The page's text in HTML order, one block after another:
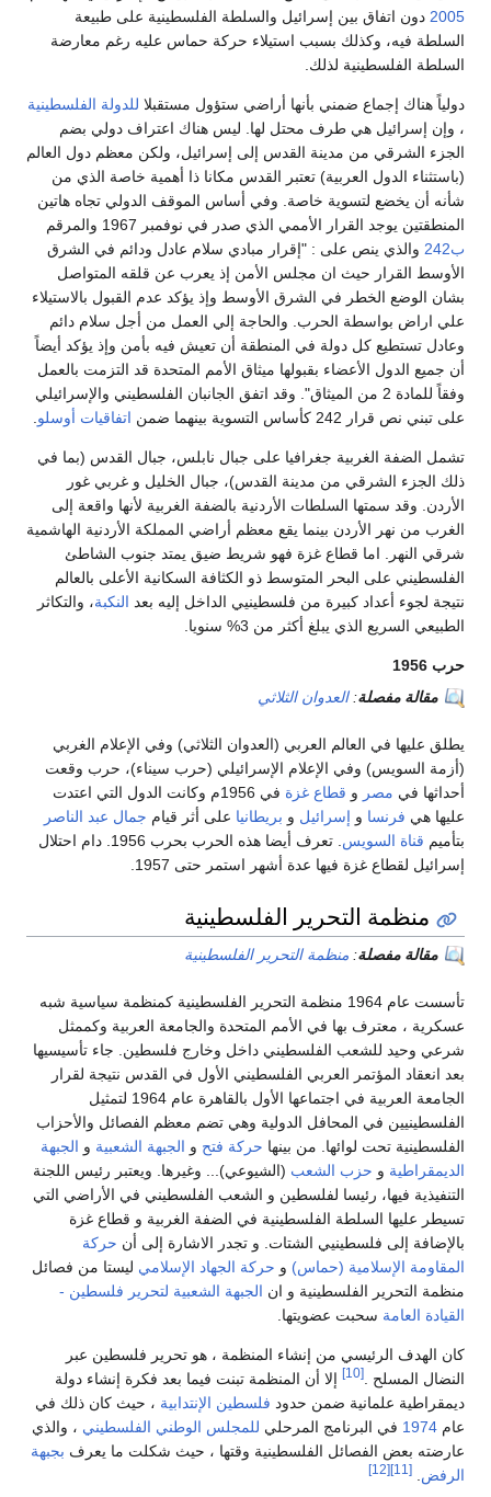
اتفاق بين إسرائيل والسلطة الفلسطينية على طبيعة
وكذلك بسبب استيلاء حركة حماس عليه رغم معارضة
لذلك.
إجماع ضمني بأنها أراضي ستؤول مستقبلاللدولة الفلسطينية
هي طرف محتل لها. ليس هناك اعتراف دولي بضم
من مدينة القدس إلى إسرائيل، ولكن معظم دول العالم
الدول العربية) تعتبر القدس مكانا ذا أهمية خاصة الذي من
لتسوية خاصة. وفي أساس الموقف الدولي تجاه هاتين
القرار الأممي الذي صدر في نوفمبر 1967 والمرقم
ينص على : "إقرار مبادي سلام عادل ودائم في الشرق
حيث ان مجلس الأمن إذ يعرب عن قلقه المتواصل
الخطر في الشرق الأوسط وإذ يؤكد عدم القبول بالاستيلاء
بواسطة الحرب. والحاجة إلي العمل من أجل سلام دائم
كل دولة في المنطقة أن تعيش فيه بأمن وإذ يؤكد أيضاً
الأعضاء بقبولها ميثاق الأمم المتحدة قد التزمت بالعمل
وفقاً للمادة 2 من الميثاق". وقد اتفق الجانبان الفلسطيني والإسرائيلي
التسوية بينهما ضمن
اتفاقيات أوسلو.
الغربية جغرافيا على جبال نابلس، جبال القدس (بما في
الشرقي من مدينة القدس)، جبال الخليل و غربي غور
سمتها السلطات الأردنية بالضفة الغربية لأنها واقعة إلى
الأردن بينما يقع معظم أراضي المملكة الأردنية الهاشمية
اما قطاع غزة فهو شريط ضيق يمتد جنوب الشاطئ
على البحر المتوسط ذو الكثافة السكانية الأعلى بالعالم
أعداد كبيرة من فلسطينيي الداخل إليه بعدالنكبة، والتكاثر
الذي يبلغ أكثر من 3% سنويا.
مفصلة :العدوان الثلاثي
في العالم العربي (العدوان الثلاثي) وفي الإعلام الغربي
وفي الإعلام الإسرائيلي (حرب سيناء)، حرب وقعت
مصروقطاع غزة
في 1956م وكانت الدول التي اعتدت
فرنساو إسرائيلو بريطانياعلى أثر قيام جمال عبد الناصر
السويس
. تعرف أيضا هذه الحرب بحرب 1956. دام احتلال
غزة فيها عدة أشهر استمر حتى 1957.
التحرير الفلسطينية
مفصلة :منظمة التحرير الفلسطينية
تأسست عام 1964 منظمة التحرير الفلسطينية كمنظمة سياسية شبه
بها في الأمم المتحدة والجامعة العربية وكممثل
للشعب الفلسطيني داخل وخارج فلسطين. جاء تأسيسيها
المؤتمر العربي الفلسطيني الأول في القدس نتيجة لقرار
الجامعة العربية في اجتماعها الأول بالقاهرة عام 1964 لتمثيل
في المحافل الدولية وهي تضم معظم الفصائل والأحزاب
تحت لوائها. من بينهاحركة فتحو الجبهة الشعبيةوالجبهة
وحزب الشعب (الشيوعي)... وغيرها. ويعتبر رئيس اللجنة
فيها، رئيسا لفلسطين و الشعب الفلسطيني في الأراضي التي
السلطة الفلسطينية في الضفة الغربية و قطاع غزة
إلى فلسطينيي الشتات. و تجدر الاشارة إلى أنحركة
الإسلامية (حماس)وحركة الجهاد الإسلاميليستا من فصائل
الفلسطينية و انالجبهة الشعبية لتحرير فلسطين -
سحبت عضويتها.
الرئيسي من إنشاء المنظمة ، هو تحرير فلسطين عبر
.
إلا أن المنظمة تبنت فيما بعد فكرة إنشاء دولة
علمانية ضمن حدودفلسطين الإنتدابية، حيث كان ذلك في
في البرنامج المرحليللمجلس الوطني الفلسطيني، والذي
الفصائل الفلسطينية وقتها ، حيث شكلت ما يعرفبجبهة